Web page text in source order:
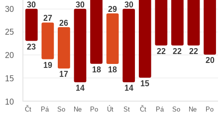
30
23
27
19
26
17
30
14
18
29
18
30
14
15
22 22 22
20
30
25
20
15
10
Čt
Pá
So
Ne
Po
Út
St
Čt
Pá
So
Ne
Po